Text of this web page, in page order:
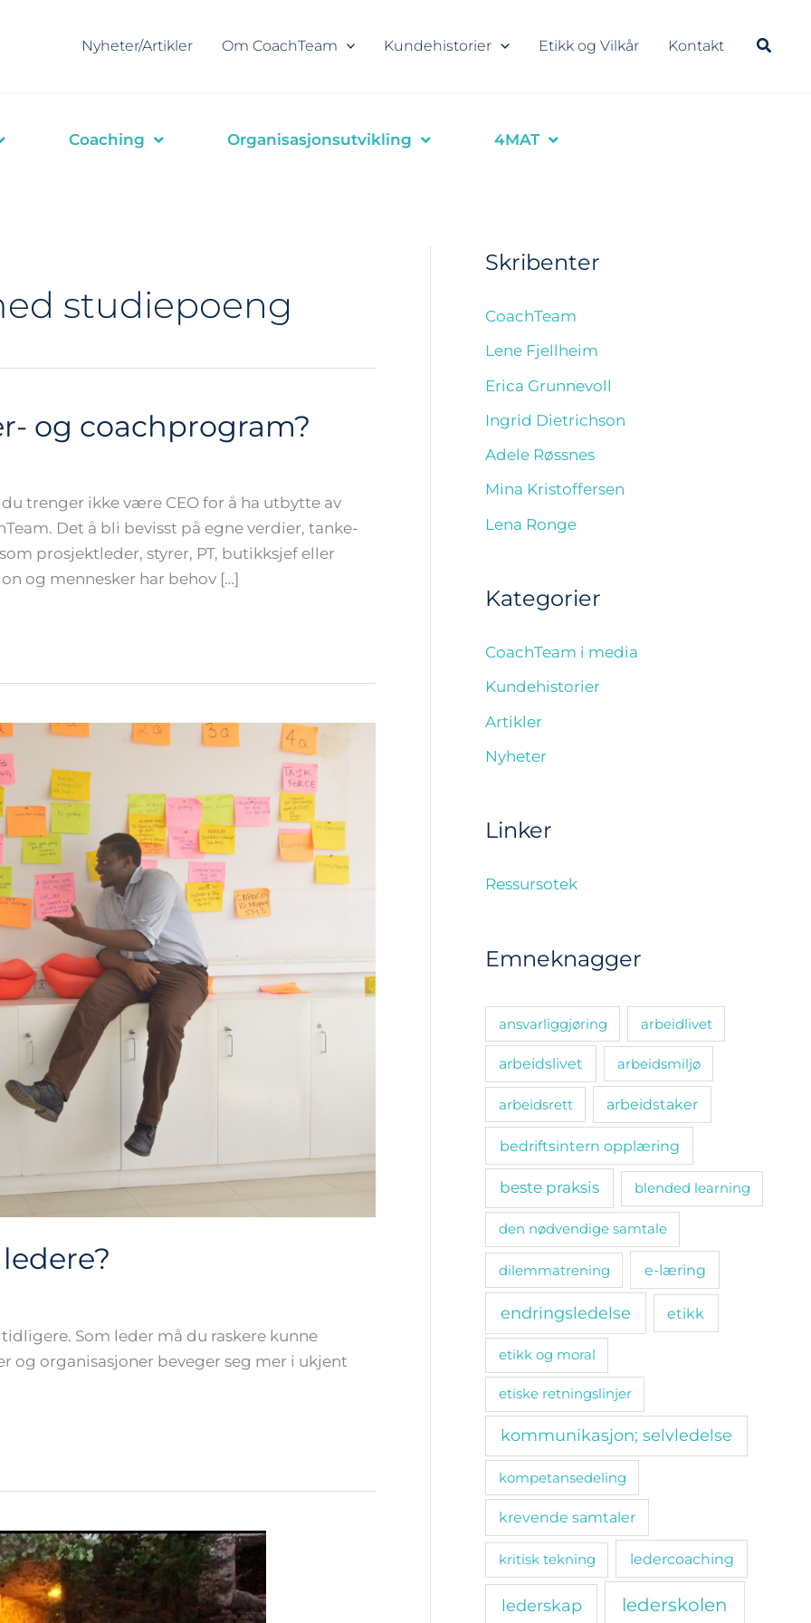
Nyheter/Artikler Om CoachTeam Kundehistorier Etikk og Vilkår Kontakt
Coaching Organisasjonsutvikling 4MAT
studiepoeng
og coachprogram?
trenger ikke være CEO for å ha utbytte av
Det å bli bevisst på egne verdier, tanke-
prosjektleder, styrer, PT, butikksjef eller
og mennesker har behov […]
Som leder må du raskere kunne
og organisasjoner beveger seg mer i ukjent
Skribenter
CoachTeam
Lene Fjellheim
Erica Grunnevoll
Ingrid Dietrichson
Adele Røssnes
Mina Kristoffersen
Lena Ronge
Kategorier
CoachTeam i media
Kundehistorier
Artikler
Nyheter
Linker
Ressursotek
Emneknagger
ansvarliggjøring arbeidlivet
arbeidslivet arbeidsmiljø
arbeidsrett arbeidstaker
bedriftsintern opplæring
beste praksis blended learning
den nødvendige samtale
dilemmatrening e-læring
endringsledelse etikk
etikk og moral
etiske retningslinjer
kommunikasjon; selvledelse
kompetansedeling
krevende samtaler
kritisk tekning ledercoaching
lederskap lederskolen